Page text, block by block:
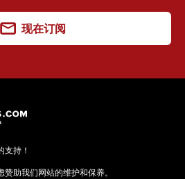
现在订阅
支持！
助我们网站的维护和保养。